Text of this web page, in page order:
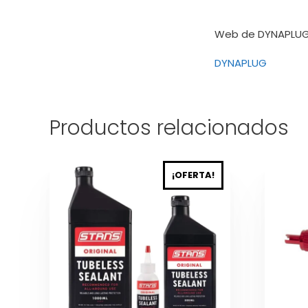
Web de
DYNAPLUG
Productos relacionados
¡OFERTA!
Este
producto
tiene
múltiples
variantes.
opciones
pueden
elegir